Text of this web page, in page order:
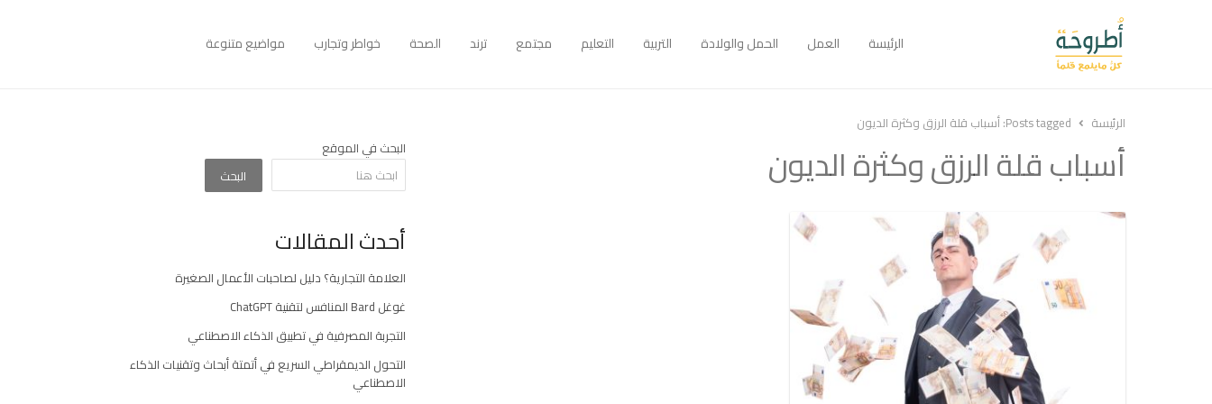
الرئيسة العمل الحمل والولادة التربية التعليم مجتمع ترند الصحة خواطر وتجارب مواضيع متنوعة
الرئيسة Posts tagged: أسباب قلة الرزق وكثرة الديون
أسباب قلة الرزق وكثرة الديون
البحث في الموقع
البحث
أحدث المقالات
العلامة التجارية؟ دليل لصاحبات الأعمال الصغيرة
غوغل Bard المنافس لتقنية ChatGPT
التجربة المصرفية في تطبيق الذكاء الاصطناعي
التحول الديمقراطي السريع في أتمتة أبحاث وتقنيات الذكاء
الاصطناعي